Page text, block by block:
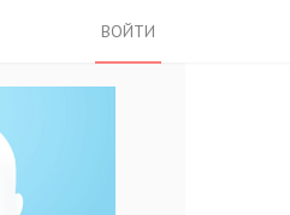
ВОЙТИ